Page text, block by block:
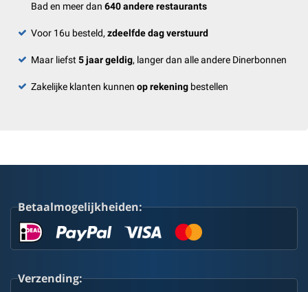
Bad en meer dan 640 andere restaurants
Voor 16u besteld, zdeelfde dag verstuurd
Maar liefst 5 jaar geldig, langer dan alle andere Dinerbonnen
Zakelijke klanten kunnen op rekening bestellen
Betaalmogelijkheiden:
Verzending: